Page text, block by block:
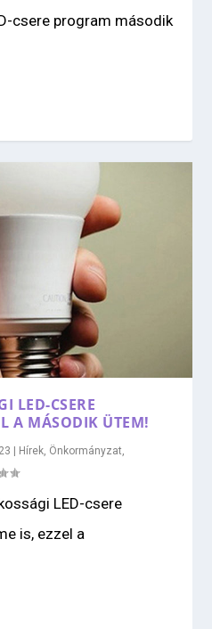
csere program második
LED-CSERE
A MÁSODIK ÜTEM!
| Hírek Önkormányzat
LED-csere
is, ezzel a